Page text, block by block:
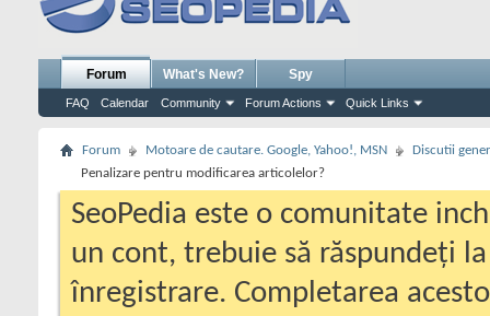
Forum
FAQ Calendar Community Forum Actions Quick Links
What's New? Spy
Forum Motoare de cautare. Google, Yahoo!, MSN
Discutii
Penalizare pentru modificarea articolelor?
SeoPedia este o comunitate
un cont, trebuie să răspundeți
înregistrare. Completarea